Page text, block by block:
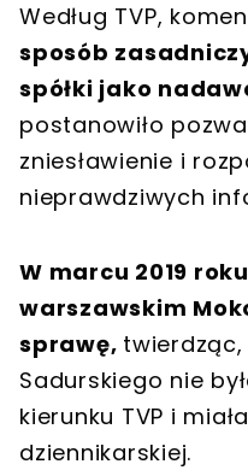
Według TVP,
sposób
spółki jako
postanowiło
zniesławienie i
nieprawdziwych
W marcu 2019
warszawskim
sprawę, twierdząc,
Sadurskiego nie
kierunku TVP i
dziennikarskiej.